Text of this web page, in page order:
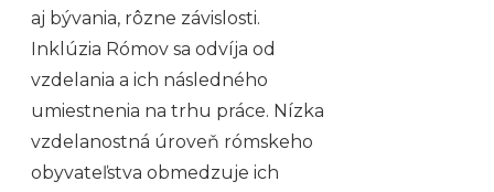
aj bývania, rôzne závislosti.
Inklúzia Rómov sa odvíja od
vzdelania a ich následného
umiestnenia na trhu práce. Nízka
vzdelanostná úroveň rómskeho
obyvateľstva obmedzuje ich